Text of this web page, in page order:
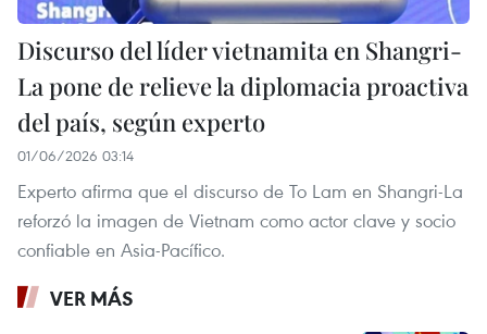
Discurso del líder vietnamita en Shangri-
La pone de relieve la diplomacia proactiva
del país, según experto
01/06/2026 03:14
Experto afirma que el discurso de To Lam en Shangri-La
reforzó la imagen de Vietnam como actor clave y socio
confiable en Asia-Pacífico.
VER MÁS